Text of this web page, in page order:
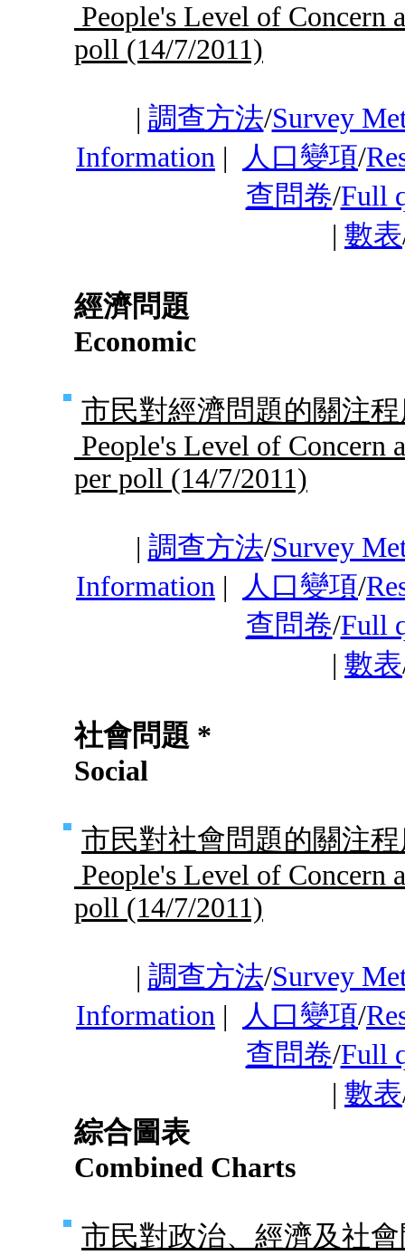
People's Level of Concern
poll (14/7/2011)
| 調查方法/Survey
Information | 人口變項/
查問卷/Full
| 數表
經濟問題
Economic
市民對經濟問題的關注
People's Level of Concern
per poll (14/7/2011)
| 調查方法/Survey
Information | 人口變項/
查問卷/Full
| 數表
社會問題 *
Social
市民對社會問題的關注
People's Level of Concern
poll (14/7/2011)
| 調查方法/Survey
Information | 人口變項/
查問卷/Full
| 數表
綜合圖表
Combined Charts
市民對政治、經濟及社